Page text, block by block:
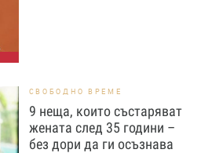
СВОБОДНО ВРЕМЕ
9 неща, които състаряват
жената след 35 години –
без дори да ги осъзнава